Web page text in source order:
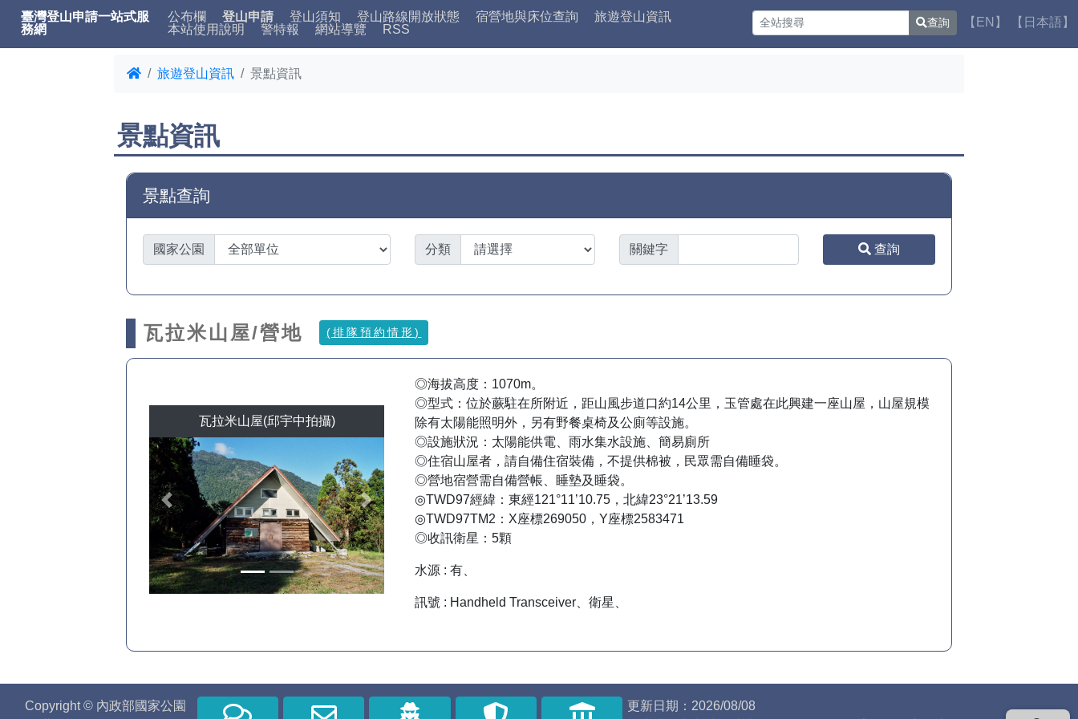
查詢 【EN】 【日本語】
臺灣登山申請一站式服
務網
公布欄 登山申請 登山須知 登山路線開放狀態 宿營地與床位查詢
旅遊登山資訊
本站使用說明
警特報 網站導覽 RSS
旅遊登山資訊 景點資訊
景點資訊
景點查詢
國家公園 分類 關鍵字 查詢
瓦拉米山屋/營地 (排隊預約情形)
瓦拉米山屋(邱宇中拍攝)
Previous Next
◎海拔高度：1070m。
◎型式：位於蕨駐在所附近，距山風步道口約14公里，玉管處在此興建一座山屋，山屋規模
除有太陽能照明外，另有野餐桌椅及公廁等設施。
◎設施狀況：太陽能供電、雨水集水設施、簡易廁所
◎住宿山屋者，請自備住宿裝備，不提供棉被，民眾需自備睡袋。
◎營地宿營需自備營帳、睡墊及睡袋。
◎TWD97經緯：東經121°11’10.75，北緯23°21’13.59
◎TWD97TM2：X座標269050，Y座標2583471
◎收訊衛星：5顆
水源 : 有、
訊號 : Handheld Transceiver、衛星、
Copyright © 內政部國家公園
更新日期：2026/08/08